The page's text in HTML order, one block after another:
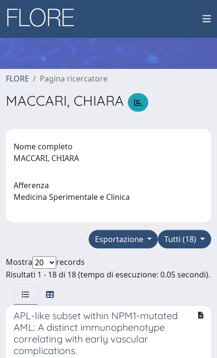
FLORE Pagina ricercatore
MACCARI, CHIARA
Nome completo
MACCARI, CHIARA
Afferenza
Medicina Sperimentale e Clinica
Tutti (18)
Esportazione
Mostra
records
Risultati 1 - 18 di 18 (tempo di esecuzione: 0.05 secondi).
APL-like subset within NPM1-mutated
AML: A distinct immunophenotype
correlating with early vascular
complications.